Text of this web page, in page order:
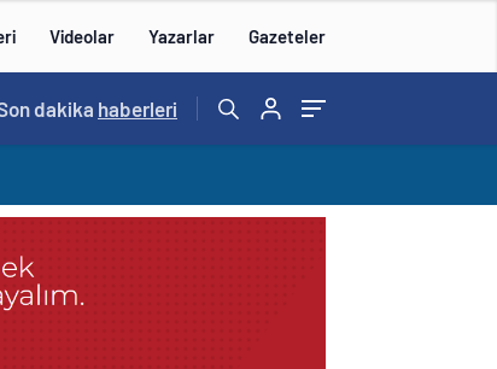
Videolar Yazarlar Gazeteler
/
dakika haberleri